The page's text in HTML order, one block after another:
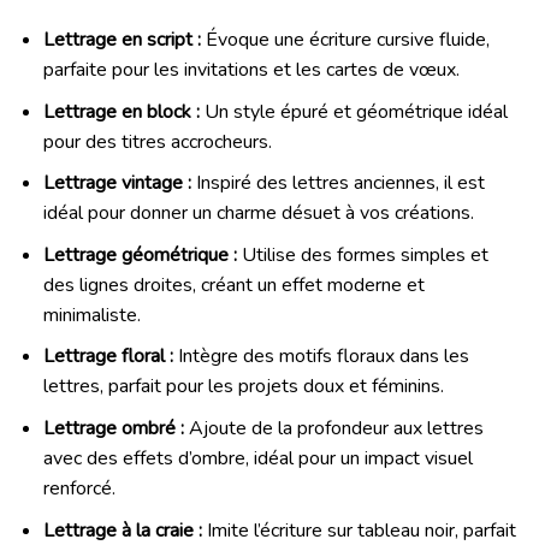
Lettrage en script :Évoque une écriture cursive fluide,
parfaite pour les invitations et les cartes de vœux.
Lettrage en block :Un style épuré et géométrique idéal
pour des titres accrocheurs.
Lettrage vintage :Inspiré des lettres anciennes, il est
idéal pour donner un charme désuet à vos créations.
Lettrage géométrique :Utilise des formes simples et
des lignes droites, créant un effet moderne et
minimaliste.
Lettrage floral :Intègre des motifs floraux dans les
lettres, parfait pour les projets doux et féminins.
Lettrage ombré :Ajoute de la profondeur aux lettres
avec des effets d’ombre, idéal pour un impact visuel
renforcé.
Lettrage à la craie :Imite l’écriture sur tableau noir, parfait